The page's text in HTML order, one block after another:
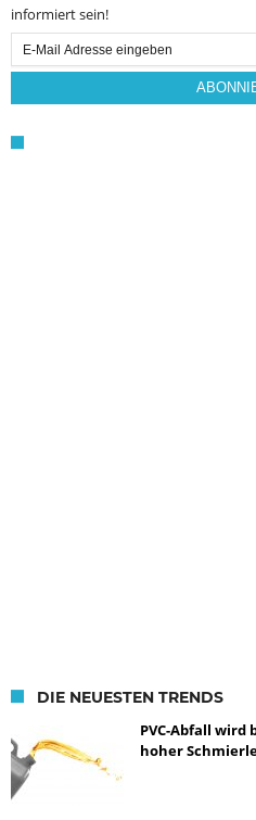
informiert sein!
Email
Subscription
DIE NEUESTEN TRENDS
PVC-Abfall wird
hoher